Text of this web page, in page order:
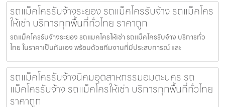
รถแม็คโครรับจ้างระยอง รถแม็คโครรับจ้าง รถแม็คโคร
ให้เช่า บริการทุกพื้นที่ทั่วไทย ราคาถูก
รถแม็คโครรับจ้างระยอง รถแมคโครให้เช่า รถแม็คโครรับจ้าง บริการทั่ว
ไทย ในราคาเป็นกันเอง พร้อมด้วยทีมงานที่มีประสบการณ์ และ
รถแม็คโครรับจ้างนิคมอุตสาหกรรมอมตะนคร รถ
แม็คโครรับจ้าง รถแม็คโครให้เช่า บริการทุกพื้นที่ทั่วไทย
ราคาถูก